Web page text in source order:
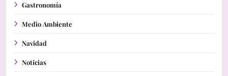
Gastronomía
Medio Ambiente
Navidad
Noticias